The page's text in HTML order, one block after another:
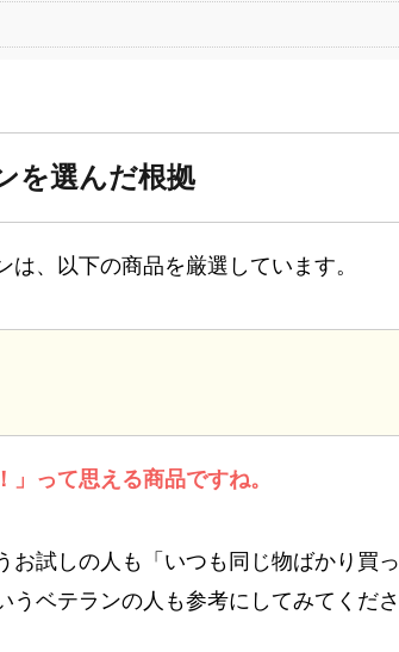
を選んだ根拠
、以下の商品を厳選しています。
って思える商品ですね。
お試しの人も「いつも同じ物ばかり買っ
ベテランの人も参考にしてみてくださ